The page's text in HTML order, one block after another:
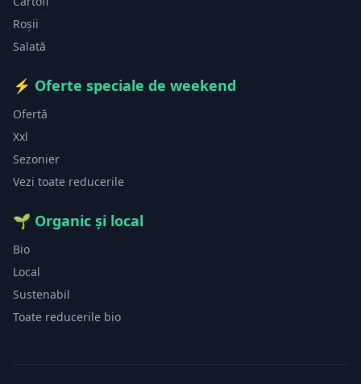
Roșii
Salată
⚡ Oferte speciale de weekend
Ofertă
Xxl
Sezonier
Vezi toate reducerile
🌱 Organic și local
Bio
Local
Sustenabil
Toate reducerile bio